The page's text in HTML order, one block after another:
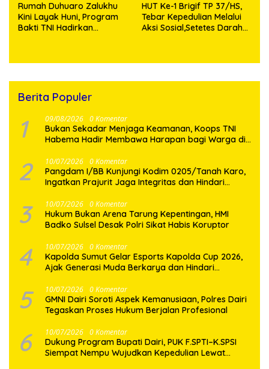
Rumah Duhuaro Zalukhu
Kini Layak Huni, Program
Bakti TNI Hadirkan
HUT Ke-1 Brigif TP 37/HS,
Tebar Kepedulian Melalui
Aksi Sosial,Setetes Darah
Berita Populer
1 09/08/2026 0 Komentar
Bukan Sekadar Menjaga Keamanan, Koops TNI
Habema Hadir Membawa Harapan bagi Warga di
2 10/07/2026 0 Komentar
Pangdam I/BB Kunjungi Kodim 0205/Tanah Karo,
Ingatkan Prajurit Jaga Integritas dan Hindari
3 10/07/2026 0 Komentar
Hukum Bukan Arena Tarung Kepentingan, HMI
Badko Sulsel Desak Polri Sikat Habis Koruptor
4 10/07/2026 0 Komentar
Kapolda Sumut Gelar Esports Kapolda Cup 2026,
Ajak Generasi Muda Berkarya dan Hindari
5 10/07/2026 0 Komentar
GMNI Dairi Soroti Aspek Kemanusiaan, Polres Dairi
Tegaskan Proses Hukum Berjalan Profesional
6 10/07/2026 0 Komentar
Dukung Program Bupati Dairi, PUK F.SPTI–K.SPSI
Siempat Nempu Wujudkan Kepedulian Lewat